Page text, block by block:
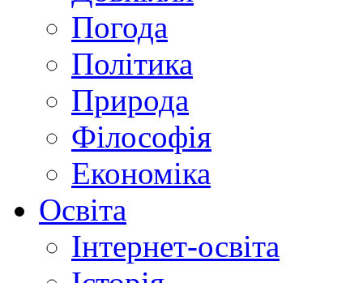
Погода
Політика
Природа
Філософія
Економіка
Освіта
Інтернет-освіта